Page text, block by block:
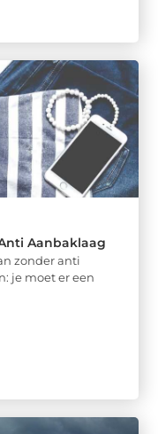
Aanbaklaag
zonder anti
je moet er een